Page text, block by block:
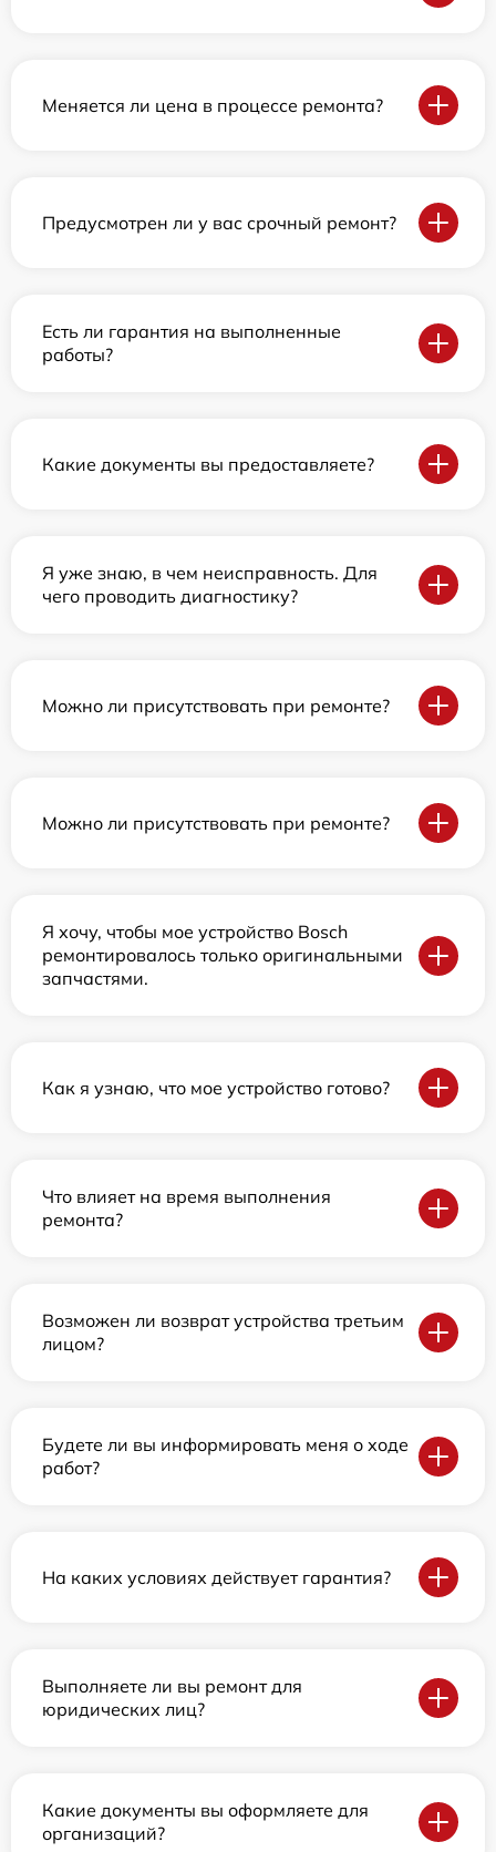
Меняется ли цена в процессе ремонта?
Предусмотрен ли у вас срочный ремонт?
Есть ли гарантия на выполненные
работы?
Какие документы вы предоставляете?
Я уже знаю, в чем неисправность. Для
чего проводить диагностику?
Можно ли присутствовать при ремонте?
Можно ли присутствовать при ремонте?
Я хочу, чтобы мое устройство Bosch
ремонтировалось только оригинальными
запчастями.
Как я узнаю, что мое устройство готово?
Что влияет на время выполнения
ремонта?
Возможен ли возврат устройства третьим
лицом?
Будете ли вы информировать меня о ходе
работ?
На каких условиях действует гарантия?
Выполняете ли вы ремонт для
юридических лиц?
Какие документы вы оформляете для
организаций?